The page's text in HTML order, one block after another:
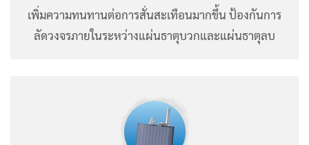
เพิ่มความทนทานต่อการสั่นสะเทือนมากขึ้น ป้องกันการ
ลัดวงจรภายในระหว่างแผ่นธาตุบวกและแผ่นธาตุลบ